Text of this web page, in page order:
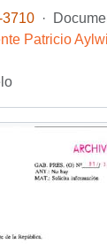
3710 ·
Patricio